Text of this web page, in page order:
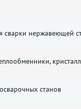
сварки нержавеющей
станов